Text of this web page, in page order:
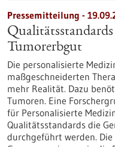
Pressemitteilung -
Tumorerbgut
Die personalisierte
maßgeschneiderten
mehr Realität. Dazu
Tumoren. Eine
für Personalisierte
Qualitätsstandards die
durchgeführt werden.